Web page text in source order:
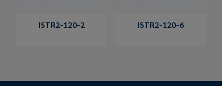
ISTR2-120-2 ISTR2-120-6